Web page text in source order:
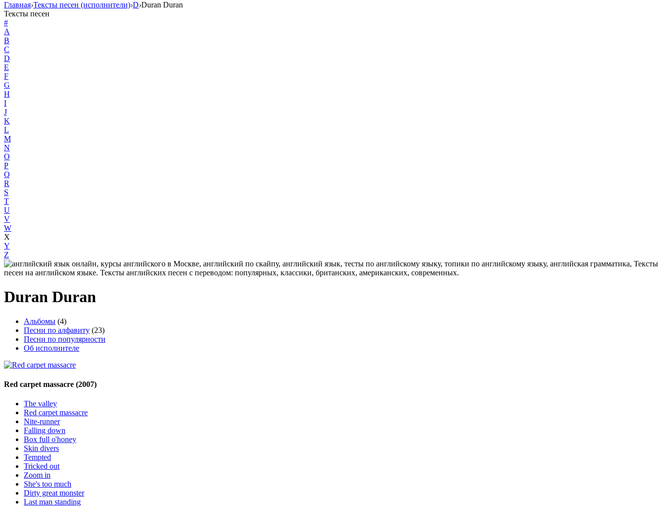
Главная›Тексты песен (исполнители)›D›Duran Duran
Тексты песен
#
A
B
C
D
E
F
G
H
I
J
K
L
M
N
O
P
Q
R
S
T
U
V
W
X
Y
Z
Duran Duran
Альбомы (4)
Песни по алфавиту (23)
Песни по популярности
Об исполнителе
Red carpet massacre (2007)
The valley
Red carpet massacre
Nite-runner
Falling down
Box full o'honey
Skin divers
Tempted
Tricked out
Zoom in
She's too much
Dirty great monster
Last man standing